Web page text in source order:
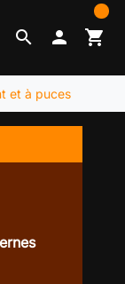
search  shopping_cart
et à puces